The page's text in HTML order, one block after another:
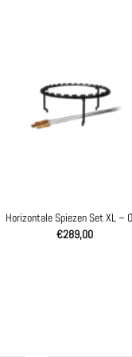
Horizontale Spiezen Set XL –
€289,00